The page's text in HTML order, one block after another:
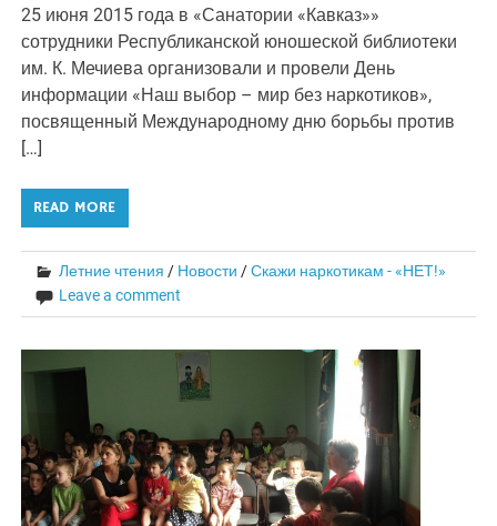
25 июня 2015 года в «Санатории «Кавказ»»
сотрудники Республиканской юношеской библиотеки
им. К. Мечиева организовали и провели День
информации «Наш выбор – мир без наркотиков»,
посвященный Международному дню борьбы против
[…]
READ MORE
Летние чтения / Новости /Скажи наркотикам - «НЕТ!»
Leave a comment